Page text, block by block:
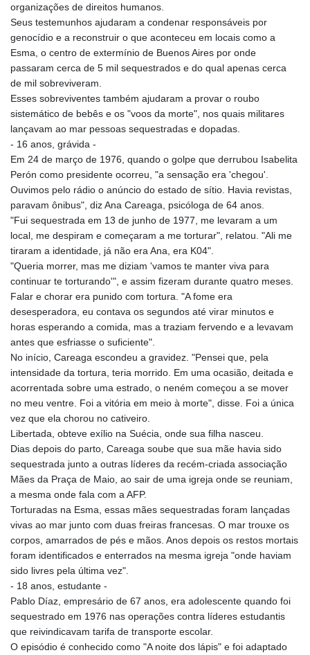
organizações de direitos humanos.
Seus testemunhos ajudaram a condenar responsáveis por
genocídio e a reconstruir o que aconteceu em locais como a
Esma, o centro de extermínio de Buenos Aires por onde
passaram cerca de 5 mil sequestrados e do qual apenas cerca
de mil sobreviveram.
Esses sobreviventes também ajudaram a provar o roubo
sistemático de bebês e os "voos da morte", nos quais militares
lançavam ao mar pessoas sequestradas e dopadas.
- 16 anos, grávida -
Em 24 de março de 1976, quando o golpe que derrubou Isabelita
Perón como presidente ocorreu, "a sensação era 'chegou'.
Ouvimos pelo rádio o anúncio do estado de sítio. Havia revistas,
paravam ônibus", diz Ana Careaga, psicóloga de 64 anos.
"Fui sequestrada em 13 de junho de 1977, me levaram a um
local, me despiram e começaram a me torturar", relatou. "Ali me
tiraram a identidade, já não era Ana, era K04".
"Queria morrer, mas me diziam 'vamos te manter viva para
continuar te torturando'", e assim fizeram durante quatro meses.
Falar e chorar era punido com tortura. "A fome era
desesperadora, eu contava os segundos até virar minutos e
horas esperando a comida, mas a traziam fervendo e a levavam
antes que esfriasse o suficiente".
No início, Careaga escondeu a gravidez. "Pensei que, pela
intensidade da tortura, teria morrido. Em uma ocasião, deitada e
acorrentada sobre uma estrado, o neném começou a se mover
no meu ventre. Foi a vitória em meio à morte", disse. Foi a única
vez que ela chorou no cativeiro.
Libertada, obteve exílio na Suécia, onde sua filha nasceu.
Dias depois do parto, Careaga soube que sua mãe havia sido
sequestrada junto a outras líderes da recém-criada associação
Mães da Praça de Maio, ao sair de uma igreja onde se reuniam,
a mesma onde fala com a AFP.
Torturadas na Esma, essas mães sequestradas foram lançadas
vivas ao mar junto com duas freiras francesas. O mar trouxe os
corpos, amarrados de pés e mãos. Anos depois os restos mortais
foram identificados e enterrados na mesma igreja "onde haviam
sido livres pela última vez".
- 18 anos, estudante -
Pablo Díaz, empresário de 67 anos, era adolescente quando foi
sequestrado em 1976 nas operações contra líderes estudantis
que reivindicavam tarifa de transporte escolar.
O episódio é conhecido como "A noite dos lápis" e foi adaptado